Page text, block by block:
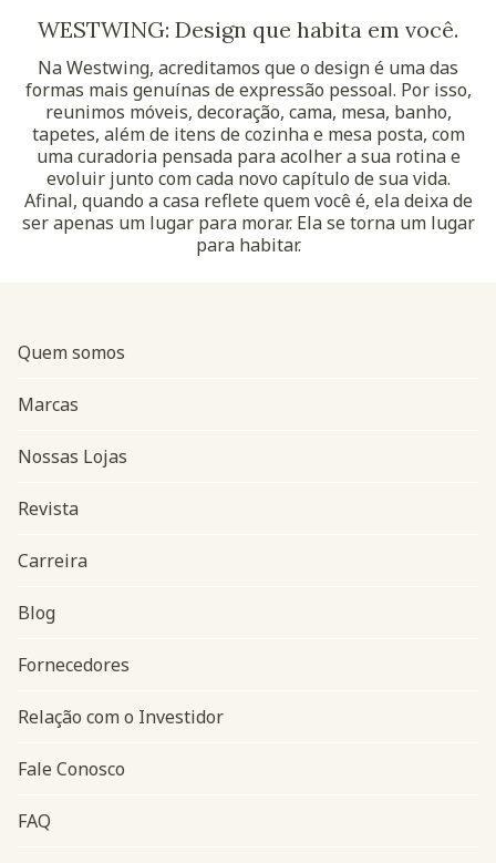
WESTWING: Design que habita em você.
Na Westwing, acreditamos que o design é uma das
formas mais genuínas de expressão pessoal. Por isso,
reunimos móveis, decoração, cama, mesa, banho,
tapetes, além de itens de cozinha e mesa posta, com
uma curadoria pensada para acolher a sua rotina e
evoluir junto com cada novo capítulo de sua vida.
Afinal, quando a casa reflete quem você é, ela deixa de
ser apenas um lugar para morar. Ela se torna um lugar
para habitar.
Navegação do rodapé
Quem somos
Marcas
Nossas Lojas
Revista
Carreira
Blog
Fornecedores
Relação com o Investidor
Fale Conosco
FAQ